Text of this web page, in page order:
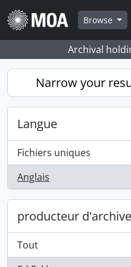
Skip to main content
Browse
Archival
Narrow your
Langue
Fichiers uniques
, 1 résultats
Anglais
, 1 résultats
producteur
Tout